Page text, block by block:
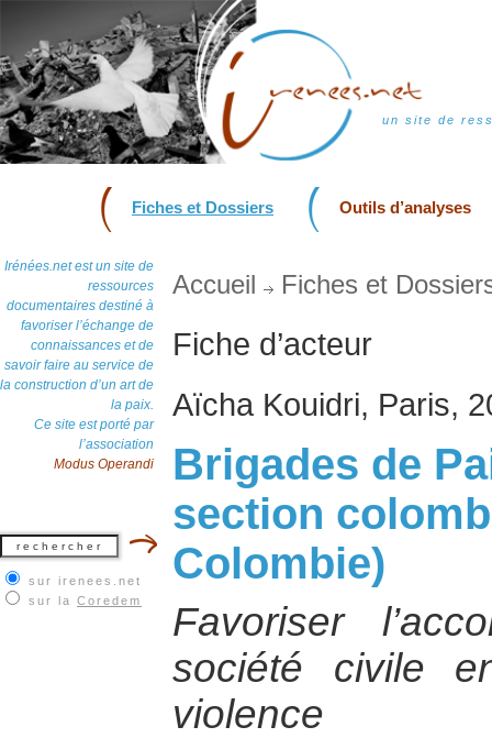
un site de
Fiches et Dossiers Outils d’analyses
Irénées.net est un site de
ressources
documentaires destiné à
favoriser l’échange de
connaissances et de
savoir faire au service de
la construction d’un art de
la paix.
Ce site est porté par
l’association
Modus Operandi
sur irenees.net
sur la Coredem
Accueil Fiches et
Fiche d’acteur
Aïcha Kouidri, Paris,
Brigades de
section
Colombie)
Favoriser
société civile
violence